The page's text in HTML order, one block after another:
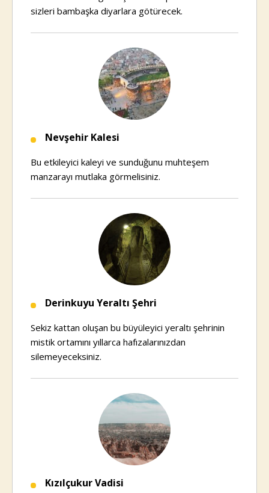
sizleri bambaşka diyarlara götürecek.
Nevşehir Kalesi
Bu etkileyici kaleyi ve sunduğunu muhteşem
manzarayı mutlaka görmelisiniz.
Derinkuyu Yeraltı Şehri
Sekiz kattan oluşan bu büyüleyici yeraltı şehrinin
mistik ortamını yıllarca hafızalarınızdan
silemeyeceksiniz.
Kızılçukur Vadisi